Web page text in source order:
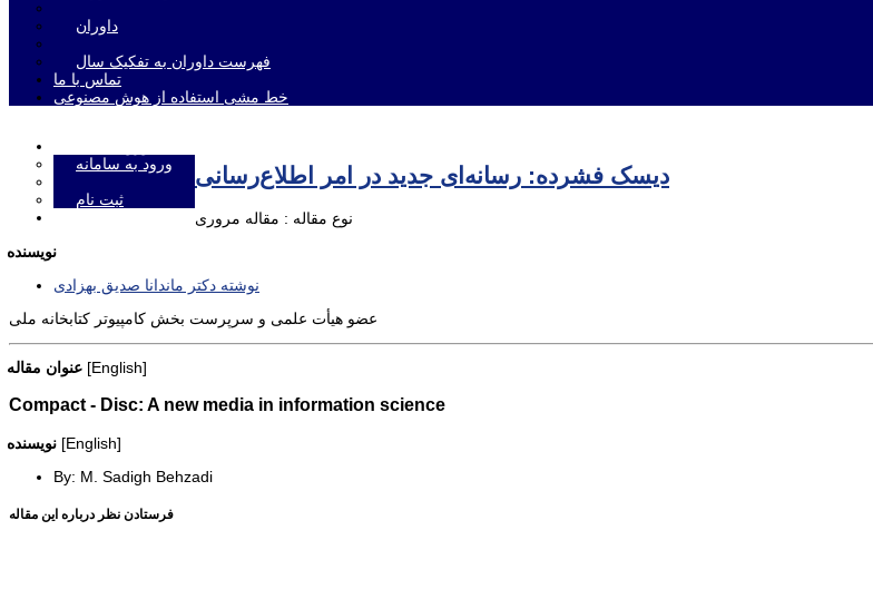
داوران
فهرست داوران به تفکیک سال
تماس با ما
خط مشی استفاده از هوش مصنوعی
ورود به سامانه
ثبت نام
دیسک فشرده: رسانه‌ای جدید در امر اطلاع‌رسانی
نوع مقاله : مقاله مروری
نویسنده
نوشته دکتر ماندانا صدیق بهزادی
عضو هیأت علمی و سرپرست بخش کامپیوتر کتابخانه ملی
عنوان مقاله [English]
Compact - Disc: A new media in information science
نویسنده [English]
By: M. Sadigh Behzadi
فرستادن نظر درباره این مقاله